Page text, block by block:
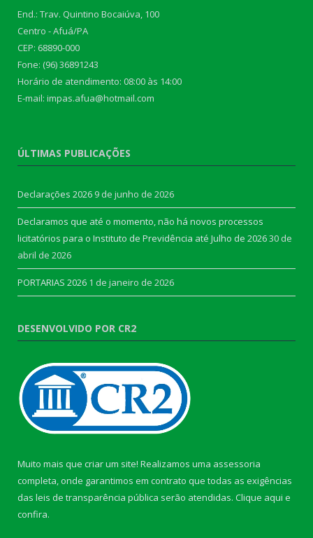
End.: Trav. Quintino Bocaiúva, 100
Centro - Afuá/PA
CEP: 68890-000
Fone: (96) 36891243
Horário de atendimento: 08:00 às 14:00
E-mail: impas.afua@hotmail.com
ÚLTIMAS PUBLICAÇÕES
Declarações 2026 9 de junho de 2026
Declaramos que até o momento, não há novos processos
licitatórios para o Instituto de Previdência até Julho de 202630 de
abril de 2026
PORTARIAS 2026 1 de janeiro de 2026
DESENVOLVIDO POR CR2
Muito mais que criar um site! Realizamos uma assessoria
completa, onde garantimos em contrato que todas as exigências
das leis de transparência pública serão atendidas. Clique aqui e
confira.